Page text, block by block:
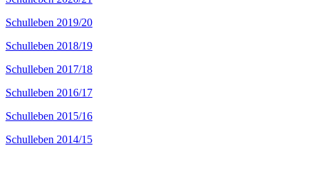
Schulleben 2019/20
Schulleben 2018/19
Schulleben 2017/18
Schulleben 2016/17
Schulleben 2015/16
Schulleben 2014/15